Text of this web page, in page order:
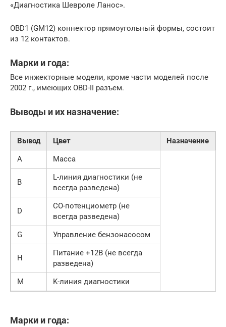
«Диагностика Шевроле Ланос».
OBD1 (GM12) коннектор прямоугольный формы, состоит
из 12 контактов.
Марки и года:
Все инжекторные модели, кроме части моделей после
2002 г., имеющих OBD-II разъем.
Выводы и их назначение:
Вывод Цвет
Назначение
A
Масса
B
L-линия диагностики (не
всегда разведена)
D
СО-потенциометр (не
всегда разведена)
G
Управление бензонасосом
H
Питание +12В (не всегда
разведена)
M
K-линия диагностики
Марки и года: